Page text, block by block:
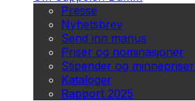
Presse
Nyhetsbrev
Send inn manus
Priser og nominasjoner
Stipender og minnepriser
Kataloger
Rapport 2025